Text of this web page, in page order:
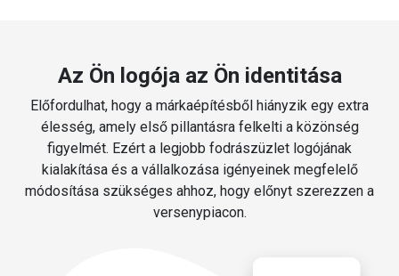
Az Ön logója az Ön identitása
Előfordulhat, hogy a márkaépítésből hiányzik egy extra
élesség, amely első pillantásra felkelti a közönség
figyelmét. Ezért a legjobb fodrászüzlet logójának
kialakítása és a vállalkozása igényeinek megfelelő
módosítása szükséges ahhoz, hogy előnyt szerezzen a
versenypiacon.